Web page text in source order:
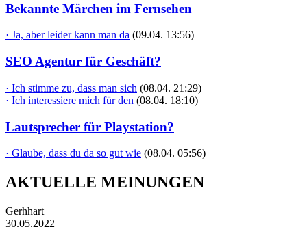
Bekannte Märchen im Fernsehen
· Ja, aber leider kann man da (09.04. 13:56)
SEO Agentur für Geschäft?
· Ich stimme zu, dass man sich (08.04. 21:29)
· Ich interessiere mich für den (08.04. 18:10)
Lautsprecher für Playstation?
· Glaube, dass du da so gut wie (08.04. 05:56)
AKTUELLE MEINUNGEN
Gerhhart
30.05.2022